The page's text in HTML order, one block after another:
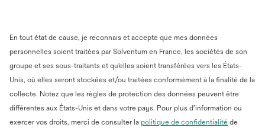
En tout état de cause, je reconnais et accepte que mes données
personnelles soient traitées par Solventum en France, les sociétés de son
groupe et ses sous-traitants et qu'elles soient transférées vers les États-
Unis, où elles seront stockées et/ou traitées conformément à la finalité de la
collecte. Notez que les règles de protection des données peuvent être
différentes aux États-Unis et dans votre pays. Pour plus d’information ou
exercer vos droits, merci de consulter la politique de confidentialité s’ouvre
de